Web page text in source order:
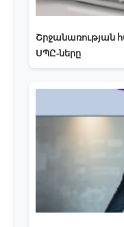
Շրջանառության
ՍՊԸ-ները